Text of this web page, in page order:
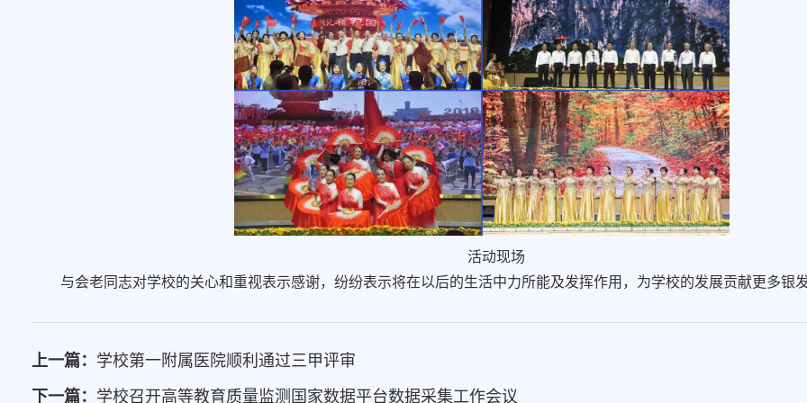
活动现场
与会老同志对学校的关心和重视表示感谢，纷纷表示将在以后的生活中力所能及发挥作用，为学校的发展贡献更多银
上一篇： 学校第一附属医院顺利通过三甲评审
下一篇： 学校召开高等教育质量监测国家数据平台数据采集工作会议